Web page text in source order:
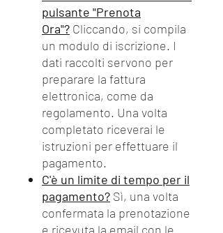
pulsante "Prenota
Ora"? Cliccando, si compila
un modulo di iscrizione. I
dati raccolti servono per
preparare la fattura
elettronica, come da
regolamento. Una volta
completato riceverai le
istruzioni per effettuare il
pagamento.
C'è un limite di tempo per il
pagamento? Sì, una volta
confermata la prenotazione
e ricevuta la email con le